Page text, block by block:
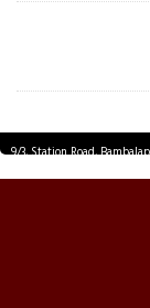
9/3, Station Road,